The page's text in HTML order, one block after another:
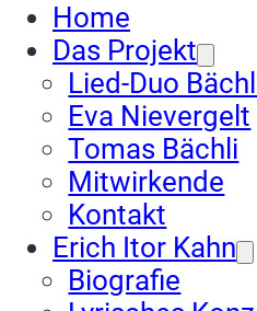
Home
Das Projekt
Lied-Duo
Eva Nievergelt
Tomas Bächli
Mitwirkende
Kontakt
Erich Itor Kahn
Biografie